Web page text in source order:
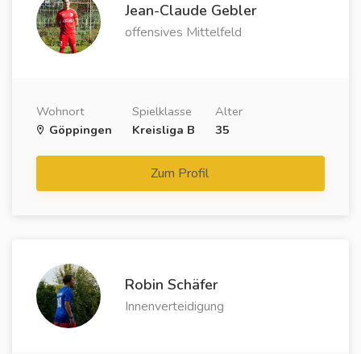
Jean-Claude Gebler
offensives Mittelfeld
Wohnort
Göppingen
Spielklasse
Kreisliga B
Alter
35
Zum Profil
Robin Schäfer
Innenverteidigung